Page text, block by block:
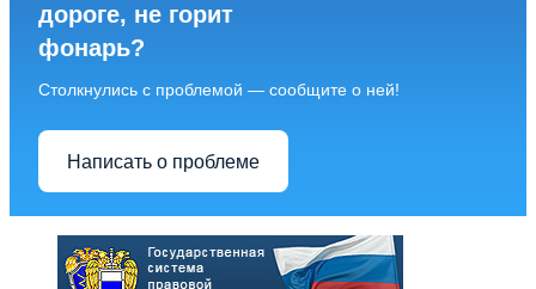
дороге, не горит
фонарь?
Столкнулись с проблемой — сообщите о ней!
Написать о проблеме